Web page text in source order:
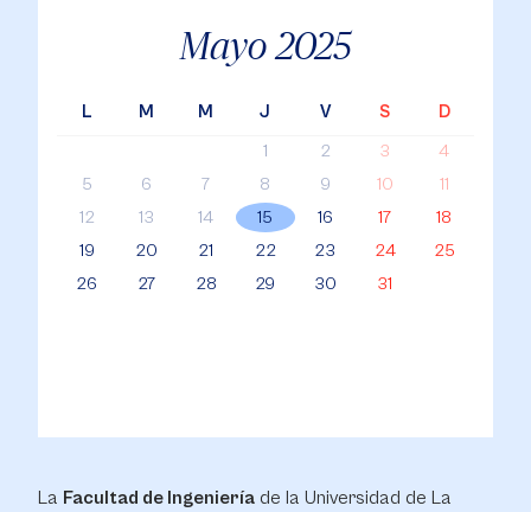
La Facultad de Ingeniería de la Universidad de La
Mayo 2025
L M M J V S
D
1
2 3
4
5
6 7 8 9 10
11
12
13 14 15 16 17
18
19
20 21 22 23 24
25
26
27 28 29 30 31